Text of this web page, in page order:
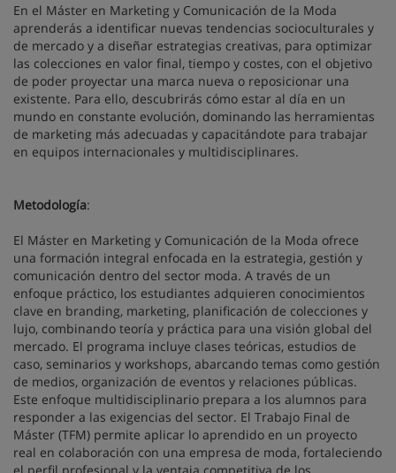
En el Máster en Marketing y Comunicación de la Moda
aprenderás a identificar nuevas tendencias socioculturales y
de mercado y a diseñar estrategias creativas, para optimizar
las colecciones en valor final, tiempo y costes, con el objetivo
de poder proyectar una marca nueva o reposicionar una
existente. Para ello, descubrirás cómo estar al día en un
mundo en constante evolución, dominando las herramientas
de marketing más adecuadas y capacitándote para trabajar
en equipos internacionales y multidisciplinares.
Metodología:
El Máster en Marketing y Comunicación de la Moda ofrece
una formación integral enfocada en la estrategia, gestión y
comunicación dentro del sector moda. A través de un
enfoque práctico, los estudiantes adquieren conocimientos
clave en branding, marketing, planificación de colecciones y
lujo, combinando teoría y práctica para una visión global del
mercado. El programa incluye clases teóricas, estudios de
caso, seminarios y workshops, abarcando temas como gestión
de medios, organización de eventos y relaciones públicas.
Este enfoque multidisciplinario prepara a los alumnos para
responder a las exigencias del sector. El Trabajo Final de
Máster (TFM) permite aplicar lo aprendido en un proyecto
real en colaboración con una empresa de moda, fortaleciendo